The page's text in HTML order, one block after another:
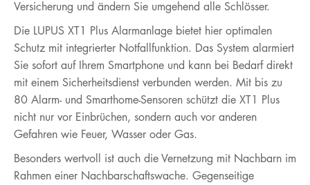
Versicherung und ändern Sie umgehend alle Schlösser.
Die LUPUS XT1 Plus Alarmanlage bietet hier optimalen
Schutz mit integrierter Notfallfunktion. Das System alarmiert
Sie sofort auf Ihrem Smartphone und kann bei Bedarf direkt
mit einem Sicherheitsdienst verbunden werden. Mit bis zu
80 Alarm- und Smarthome-Sensoren schützt die XT1 Plus
nicht nur vor Einbrüchen, sondern auch vor anderen
Gefahren wie Feuer, Wasser oder Gas.
Besonders wertvoll ist auch die Vernetzung mit Nachbarn im
Rahmen einer Nachbarschaftswache. Gegenseitige